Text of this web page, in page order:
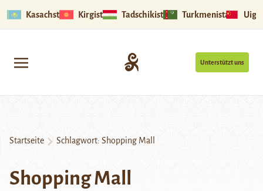
Kasachstan Kirgistan Tadschikistan Turkmenistan
Unterstützt uns
Startseite Schlagwort: Shopping Mall
Shopping Mall